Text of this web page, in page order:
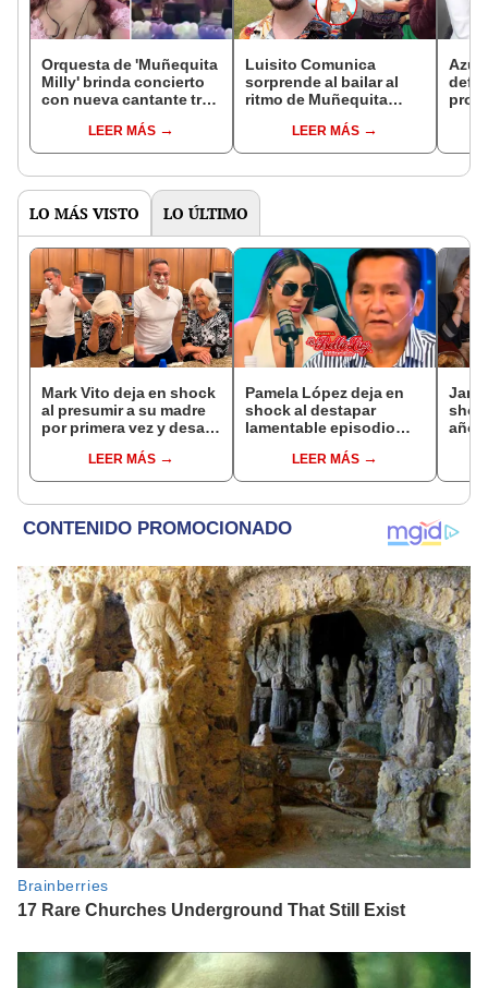
Orquesta de 'Muñequita
Milly' brinda concierto
con nueva cantante tras
desde el cielo”
LEER MÁS
Luisito Comunica
sorprende al bailar al
ritmo de Muñequita
LEER MÁS
LO MÁS VISTO LO ÚLTIMO
Mark Vito deja en shock
al presumir a su madre
por primera vez y desata
luce: "Guapa, se ve muy
bien cuidada"
LEER MÁS
Pamela López deja en
shock al destapar
lamentable episodio
de La Bella Luz: "Hasta
el día de hoy ..."
LEER MÁS
años